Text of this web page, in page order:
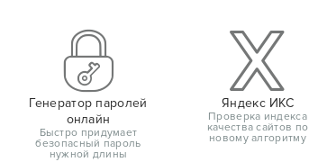
Генератор паролей
онлайн
Быстро придумает
безопасный пароль
нужной длины
Яндекс ИКС
Проверка индекса
качества сайтов по
новому алгоритму